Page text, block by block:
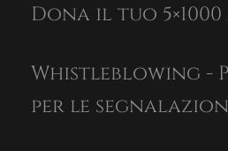
Dona il tuo
Whistleblowing -
per le